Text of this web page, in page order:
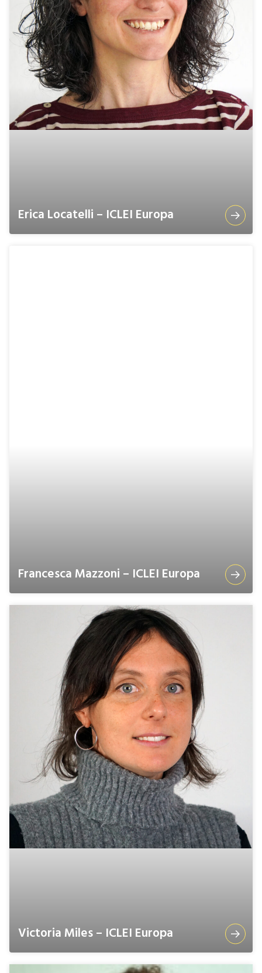
Erica Locatelli – ICLEI Europa
Francesca Mazzoni – ICLEI Europa
Victoria Miles – ICLEI Europa